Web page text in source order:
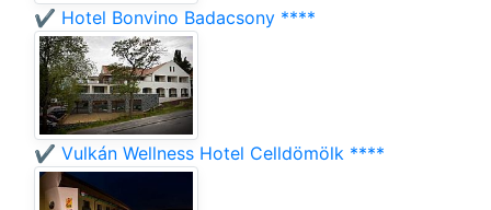
✔️ Hotel Bonvino Badacsony ****
✔️ Vulkán Wellness Hotel Celldömölk ****